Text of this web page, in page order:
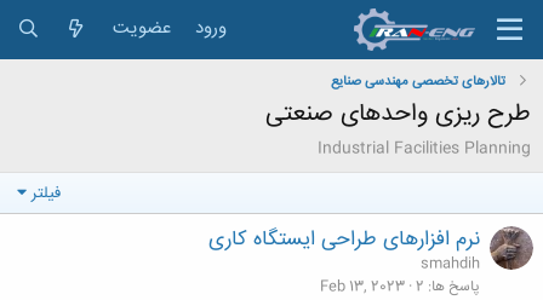
ورود عضویت
تالارهای تخصصی مهندسی صنایع
طرح ريزی واحدهای صنعتی
Industrial Facilities Planning
فیلتر
نرم افزارهای طراحی ایستگاه کاری
smahdih
پاسخ ها 2
Feb 13, 2023